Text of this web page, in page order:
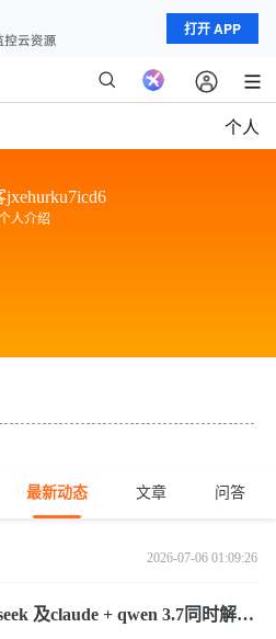
打开 APP
个人
jxehurku7icd6
人介绍
最新动态 文章 问答
2026-07-06 01:09:26
及claude + qwen 3.7同时解题